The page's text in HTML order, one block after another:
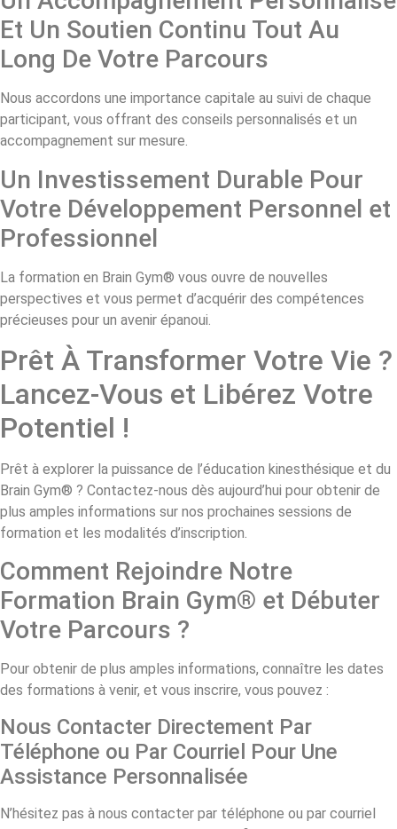
Et Un Soutien Continu Tout Au
Long De Votre Parcours
Nous accordons une importance capitale au suivi de chaque
participant, vous offrant des conseils personnalisés et un
accompagnement sur mesure.
Un Investissement Durable Pour
Votre Développement Personnel et
Professionnel
La formation en Brain Gym® vous ouvre de nouvelles
perspectives et vous permet d’acquérir des compétences
précieuses pour un avenir épanoui.
Prêt À Transformer Votre Vie ?
Lancez-Vous et Libérez Votre
Potentiel !
Prêt à explorer la puissance de l’éducation kinesthésique et du
Brain Gym® ? Contactez-nous dès aujourd’hui pour obtenir de
plus amples informations sur nos prochaines sessions de
formation et les modalités d’inscription.
Comment Rejoindre Notre
Formation Brain Gym® et Débuter
Votre Parcours ?
Pour obtenir de plus amples informations, connaître les dates
des formations à venir, et vous inscrire, vous pouvez :
Nous Contacter Directement Par
Téléphone ou Par Courriel Pour Une
Assistance Personnalisée
N’hésitez pas à nous contacter par téléphone ou par courriel